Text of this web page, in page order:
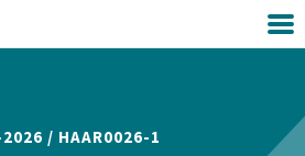
/ HAAR0026-1